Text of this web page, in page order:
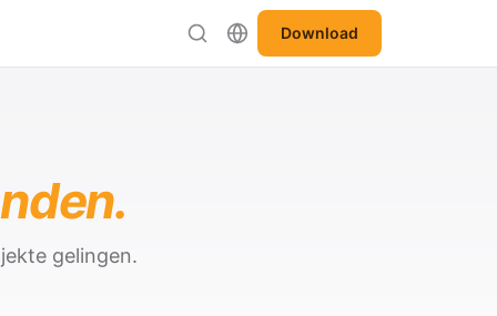
Download
gelingen.